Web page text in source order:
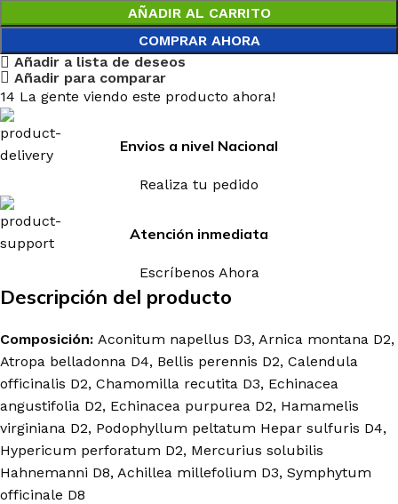
AÑADIR AL CARRITO
COMPRAR AHORA
Añadir a lista de deseos
Añadir para comparar
14 La gente viendo este producto ahora!
Envios a nivel Nacional
Realiza tu pedido
Atención inmediata
Escríbenos Ahora
Descripción del producto
Composición: Aconitum napellus D3, Arnica montana D2,
Atropa belladonna D4, Bellis perennis D2, Calendula
officinalis D2, Chamomilla recutita D3, Echinacea
angustifolia D2, Echinacea purpurea D2, Hamamelis
virginiana D2, Podophyllum peltatum Hepar sulfuris D4,
Hypericum perforatum D2, Mercurius solubilis
Hahnemanni D8, Achillea millefolium D3, Symphytum
officinale D8